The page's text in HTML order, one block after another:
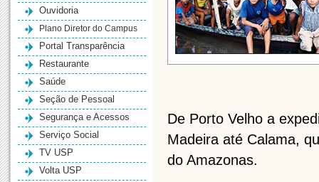
Ouvidoria
Plano Diretor do Campus
Portal Transparência
Restaurante
Saúde
Seção de Pessoal
Segurança e Acessos
Serviço Social
TV USP
Volta USP
De Porto Velho a
Madeira até Calama,
do Amazonas.